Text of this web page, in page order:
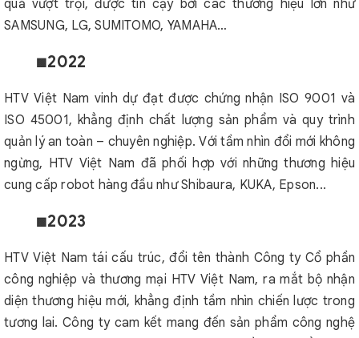
quả vượt trội, được tin cậy bởi các thương hiệu lớn như
SAMSUNG, LG, SUMITOMO, YAMAHA…
2022
HTV Việt Nam vinh dự đạt được chứng nhận ISO 9001 và
ISO 45001, khẳng định chất lượng sản phẩm và quy trình
quản lý an toàn – chuyên nghiệp. Với tầm nhìn đổi mới không
ngừng, HTV Việt Nam đã phối hợp với những thương hiệu
cung cấp robot hàng đầu như Shibaura, KUKA, Epson...
2023
HTV Việt Nam tái cấu trúc, đổi tên thành Công ty Cổ phần
công nghiệp và thương mại HTV Việt Nam, ra mắt bộ nhận
diện thương hiệu mới, khẳng định tầm nhìn chiến lược trong
tương lai. Công ty cam kết mang đến sản phẩm công nghệ